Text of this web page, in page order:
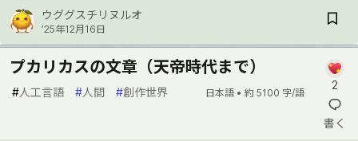
ウググスチリヌルオ
’25年12月16日
プカリカスの文章（天帝時代まで）
#人工言語 #人間 #創作世界 日本語 • 約 5100 字/語
2
書く